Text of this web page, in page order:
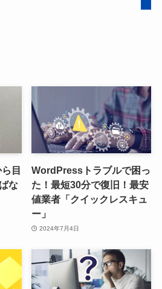
目
な
WordPressトラブルで困っ
た！最短30分で復旧！最安
値業者「クイックレスキュ
ー」
2024年7月4日